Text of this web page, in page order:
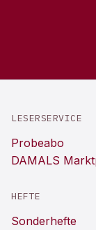
LESERSERVICE
Probeabo
DAMALS
HEFTE
Sonderhefte